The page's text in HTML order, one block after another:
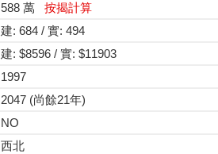
588 萬 按揭計算
建: 684 / 實: 494
建: $8596 / 實: $11903
1997
2047 (尚餘21年)
NO
西北